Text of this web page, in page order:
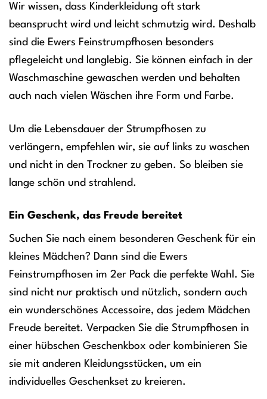
Wir wissen, dass Kinderkleidung oft stark
beansprucht wird und leicht schmutzig wird. Deshalb
sind die Ewers Feinstrumpfhosen besonders
pflegeleicht und langlebig. Sie können einfach in der
Waschmaschine gewaschen werden und behalten
auch nach vielen Wäschen ihre Form und Farbe.
Um die Lebensdauer der Strumpfhosen zu
verlängern, empfehlen wir, sie auf links zu waschen
und nicht in den Trockner zu geben. So bleiben sie
lange schön und strahlend.
Ein Geschenk, das Freude bereitet
Suchen Sie nach einem besonderen Geschenk für ein
kleines Mädchen? Dann sind die Ewers
Feinstrumpfhosen im 2er Pack die perfekte Wahl. Sie
sind nicht nur praktisch und nützlich, sondern auch
ein wunderschönes Accessoire, das jedem Mädchen
Freude bereitet. Verpacken Sie die Strumpfhosen in
einer hübschen Geschenkbox oder kombinieren Sie
sie mit anderen Kleidungsstücken, um ein
individuelles Geschenkset zu kreieren.